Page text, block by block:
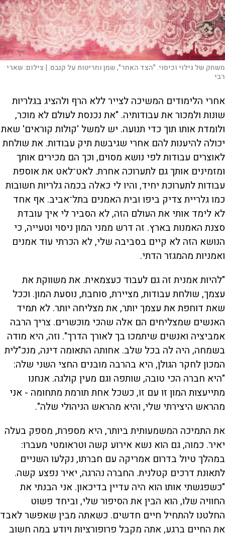
משחק של גילוי וכיסוי. "הצד האחר", שמן וחריטות על קנבס. | צילום:שארי
רבי
אחרי הלימודים המשיכה לצייר ללא הרף ולהציג בגלריות
שונות ולמכור את עבודותיה. "את נכנסת לעולם לא מוכר,
ולומדת אותו תוך כדי תנועה. יש למשל 'קולות קוראים' שאת
יכולה להיענות להם אחרי שגיבשת תיק עבודות. את שולחת
לאוצרים עבודות לפי נושא מסוים, וכך הם מכירים אותך
ומזמינים אותך גם לתערוכה אחרת. לאט־לאט את אוספת
עבודות לתערוכת יחיד, והיו לי כאלה בכמה גלריות חשובות
כמו גלריית צדיק ביפו ובית האמנים בתל־אביב. אף אחד
לא לימד אותי את העולם הזה, לא הסביר לי איך עובדת
סצנת האמנות בארץ. זה דרש ממני המון ניסוי וטעייה, כי
הנושא הזה לא קיים בסביבה שלי, לא הכרתי עוד אמנים
ואמניות מהמגזר הדתי.
"להיות אמנית זה גם לעבוד כעצמאית. את משווקת את
עצמך, שולחת עבודות, מציירת, סוחבת, נוסעת המון. וככל
שאת דוחפת את עצמך יותר, את מצליחה יותר. לא תמיד
האנשים שמצליחים הם אלה שהכי מוכשרים. צריך הרבה
אמביציה ואנשים שיתמכו בך לאורך הדרך". וזה, היא מודה
בשמחה, היה לה בכל שלב. אחותה התאומה דינה, מנכ"לית
המכון לחקר הגולן, היא בהרבה מובנים החצי השני שלה:
"היא חברה הכי טובה, שותפה וגם מעין קולגה. אנחנו
מתייעצות המון זו עם זו, כשכל אחת תורמת מתחומה - אני
מהראש היצירתי שלי, והיא מהראש הניהולי שלה".
את התמיכה המשמעותית ביותר, היא מספרת, מספק בעלה
יאיר. כמוה, גם הוא נשא אירוע קשה וטראומטי מעברו:
במהלך טיול בדרום אמריקה עם חברתו, נקלעו השניים
לתאונת דרכים קטלנית. החברה נהרגה, יאיר נפצע קשה.
"כשפגשתי אותו הוא היה עדיין בדיכאון. אני הבנתי את
החוויה שלו, הוא הבין את הסיפור שלי, וביחד פשוט
החלטנו להתחיל חיים חדשים. כשאתה מבין שאפשר לאבד
את החיים ברגע, אתה מקבל פרופורציות ויודע במה חשוב